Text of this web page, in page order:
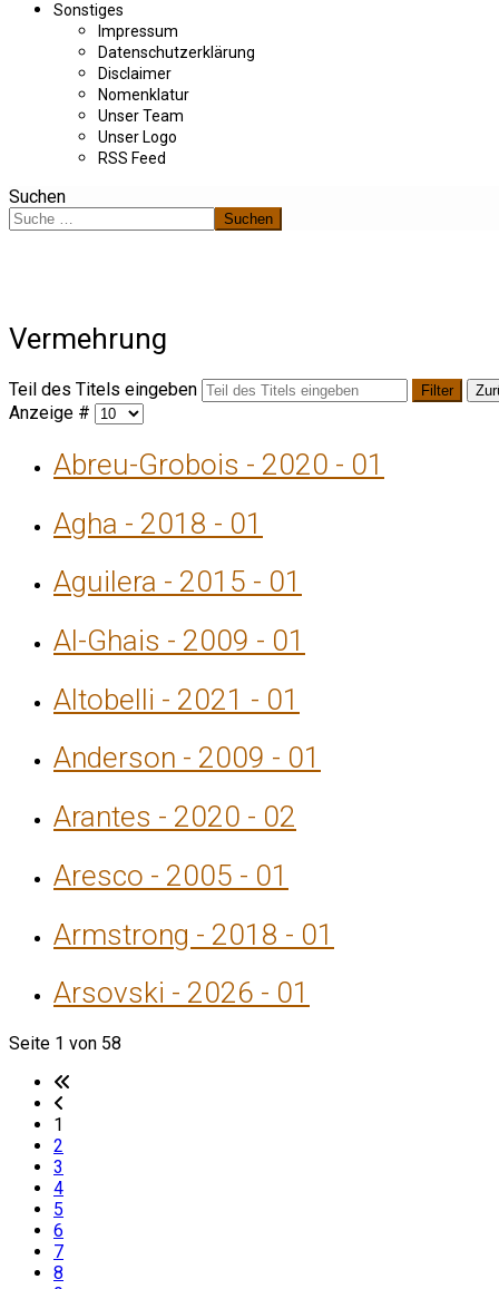
Sonstiges
Impressum
Datenschutzerklärung
Disclaimer
Nomenklatur
Unser Team
Unser Logo
RSS Feed
Suchen
Suchen
Vermehrung
Teil des Titels eingeben Filter
Anzeige #
Abreu-Grobois - 2020 - 01
Agha - 2018 - 01
Aguilera - 2015 - 01
Al-Ghais - 2009 - 01
Altobelli - 2021 - 01
Anderson - 2009 - 01
Arantes - 2020 - 02
Aresco - 2005 - 01
Armstrong - 2018 - 01
Arsovski - 2026 - 01
Seite 1 von 58
1
2
3
4
5
6
7
8